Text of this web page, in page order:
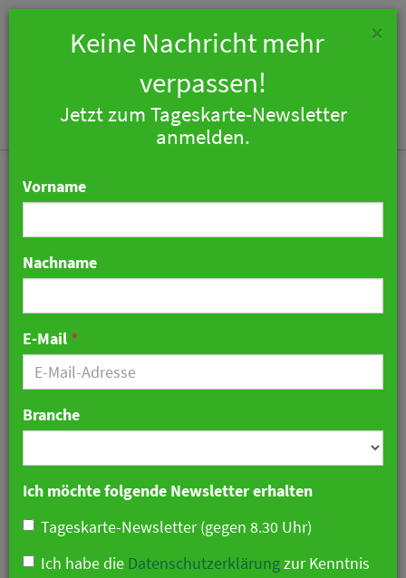
TUI Freibad Ranking 2026:
Die beliebtesten Bäder
des Landes
×
Keine Nachricht mehr
verpassen!
Jetzt zum Tageskarte-Newsletter
anmelden.
Vorname
Nachname
E-Mail *
Branche
Ich möchte folgende Newsletter erhalten
Tageskarte-Newsletter (gegen 8.30 Uhr)
Ich habe die Datenschutzerklärungzur Kenntnis